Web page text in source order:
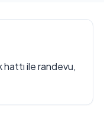
ile randevu,